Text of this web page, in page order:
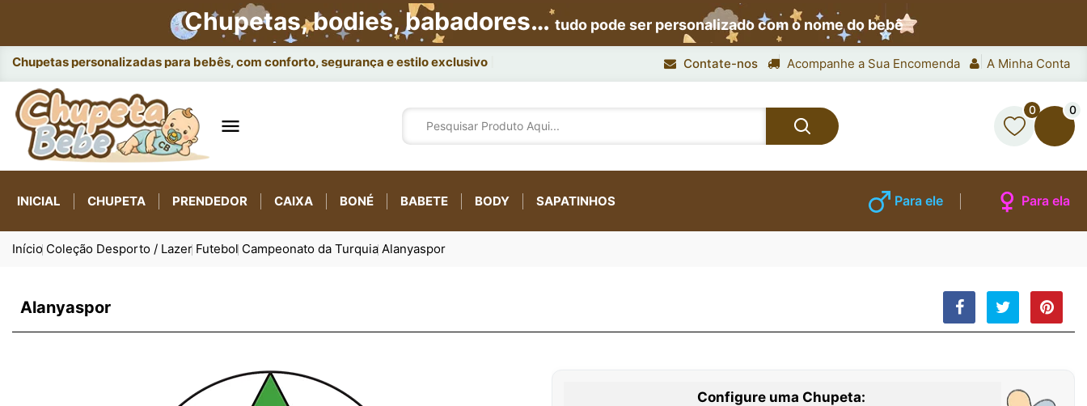
Chupetas, bodies, babadores…tudo pode ser personalizado com o nome do bebê
Chupetas personalizadas para bebês, com conforto, segurança e estilo exclusivo. Contate-nos Acompanhe a Sua Encomenda A Minha Conta

0 0
INICIAL CHUPETA PRENDEDOR CAIXA BONÉ BABETE BODY SAPATINHOS Para ele Para ela
Início Coleção Desporto / Lazer Futebol Campeonato da Turquia Alanyaspor
Alanyaspor
Configure uma Chupeta: